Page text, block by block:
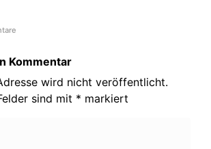
Kommentar
wird nicht veröffentlicht.
sind mit * markiert